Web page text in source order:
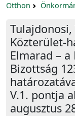
Otthon
Közterület-
Elmarad –
Bizottság
V.1. pontja
augusztus